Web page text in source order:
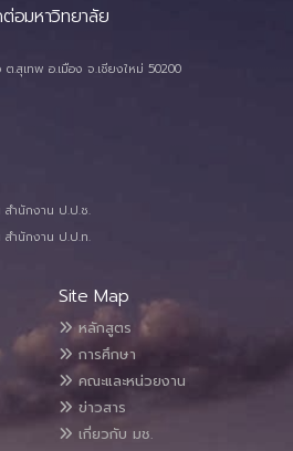
อมหาวิทยาลัย
.สุเทพ อ.เมือง จ.เชียงใหม่ 50200
สำนักงาน ป.ป.ช.
สำนักงาน ป.ป.ท.
Site Map
หลักสูตร
การศึกษา
คณะและหน่วยงาน
ข่าวสาร
เกี่ยวกับ มช.